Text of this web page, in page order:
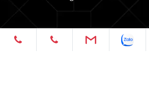
Thư Viện Video
Liên Hệ
CHÍNH SÁCH & QUY ĐỊNH